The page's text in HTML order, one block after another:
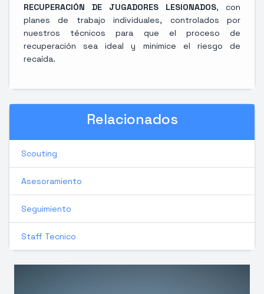
RECUPERACIÓN DE JUGADORES LESIONADOS, con
planes de trabajo individuales, controlados por
nuestros técnicos para que el proceso de
recuperación sea ideal y minimice el riesgo de
recaída.
Relacionados
Scouting
Asesoramiento
Seguimiento
Staff Tecnico